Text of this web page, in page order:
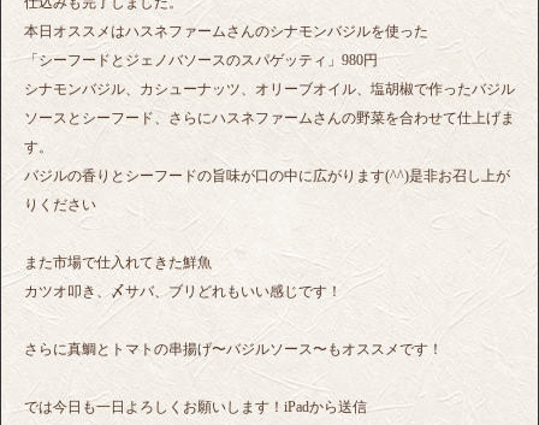
本日オススメはハスネファームさんのシナモンバジルを使った
「シーフードとジェノバソースのスパゲッティ」980円
シナモンバジル、カシューナッツ、オリーブオイル、塩胡椒で作ったバジル
ソースとシーフード、さらにハスネファームさんの野菜を合わせて仕上げま
す。
バジルの香りとシーフードの旨味が口の中に広がります(^^)是非お召し上が
りください
また市場で仕入れてきた鮮魚
カツオ叩き、〆サバ、ブリどれもいい感じです！
さらに真鯛とトマトの串揚げ〜バジルソース〜もオススメです！
では今日も一日よろしくお願いします！iPadから送信